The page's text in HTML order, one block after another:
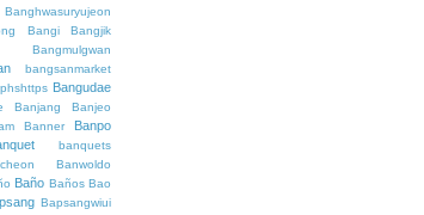
Banghwasuryujeon
Bangi
Bangjik
Bangmulgwan
bangsanmarket
Bangudae
Banjang Banjeo
Banner Banpo
banquets
Banwoldo
Baño Baños Bao
Bapsangwiui